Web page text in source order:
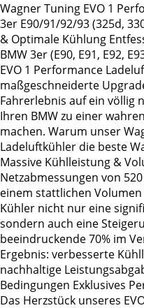
Wagner Tuning EVO 1
3er E90/91/92/93 (325d,
& Optimale Kühlung
BMW 3er (E90, E91, E92,
EVO 1 Performance
maßgeschneiderte
Fahrerlebnis auf ein völlig
Ihren BMW zu einer
machen. Warum unser
Ladeluftkühler die beste
Massive Kühlleistung &
Netzabmessungen von
einem stattlichen
Kühler nicht nur eine
sondern auch eine
beeindruckende 70% im
Ergebnis: verbesserte
nachhaltige
Bedingungen Exklusives
Das Herzstück unseres